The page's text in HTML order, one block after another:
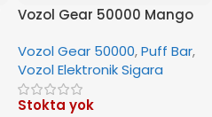
Vozol Gear 50000 Mango
Vozol Gear 50000,Puff Bar,
Vozol Elektronik Sigara
Stokta yok